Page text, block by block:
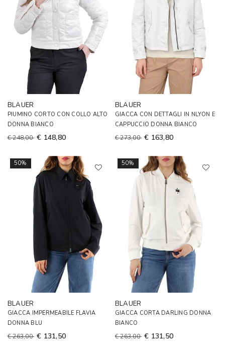
BLAUER
PIUMINO CORTO CON COLLO ALTO
DONNA BIANCO
€ 248,00 € 148,80
BLAUER
GIACCA CON DETTAGLI IN NLYON E
CAPPUCCIO DONNA BIANCO
€ 273,00 € 163,80
50%
BLAUER
GIACCA IMPERMEABILE FLAVIA
DONNA BLU
€ 263,00 € 131,50
50%
BLAUER
GIACCA CORTA DARLING DONNA
BIANCO
€ 263,00 € 131,50